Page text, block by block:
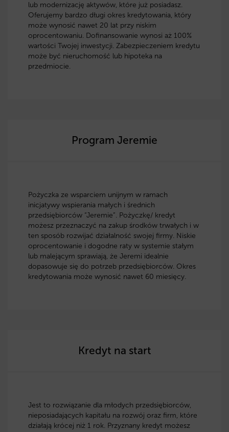
lub modernizację aktywów, które już posiadasz.
Oferujemy bardzo długi okres kredytowania, który
może wynosić nawet 20 lat przy niskim
oprocentowaniu. Dofinansowanie wynosi aż 100%
wartości Twojej inwestycji. Zabezpieczeniem kredytu
może być nieruchomość lub hipoteka na
przedmiocie.
Program Jeremie
Pożyczka ze wsparciem unijnym w ramach
inicjatywy wspierania małych i średnich
przedsiębiorców “Jeremie”. Pożyczkę/ kredyt
możesz przeznaczyć na zakup środków trwałych i w
ten sposób rozwijać działalność swojej firmy. Niskie
oprocentowanie i dogodne raty w systemie stałym
lub malejącym sprawiają, że Jeremi idealnie
dopasowuje się do potrzeb przedsiębiorców. Okres
kredytowania może wynosić nawet 60 miesięcy.
Kredyt na start
Jest to rozwiązanie dla młodych przedsiębiorców,
nieposiadających kapitału na rozwój oraz firm, które
działają krócej niż 1 rok. Przyznany kredyt możesz